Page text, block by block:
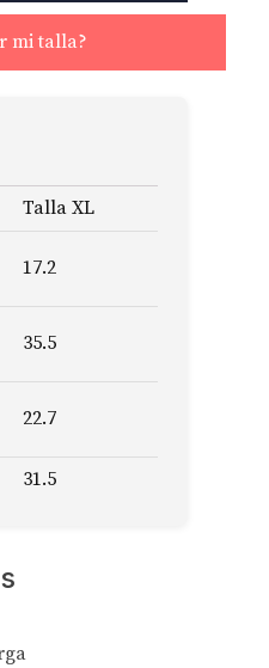
mi talla?
Talla XL
17.2
35.5
22.7
31.5